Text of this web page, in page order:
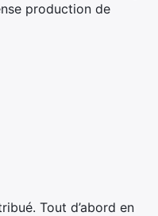
production de
Tout d’abord en